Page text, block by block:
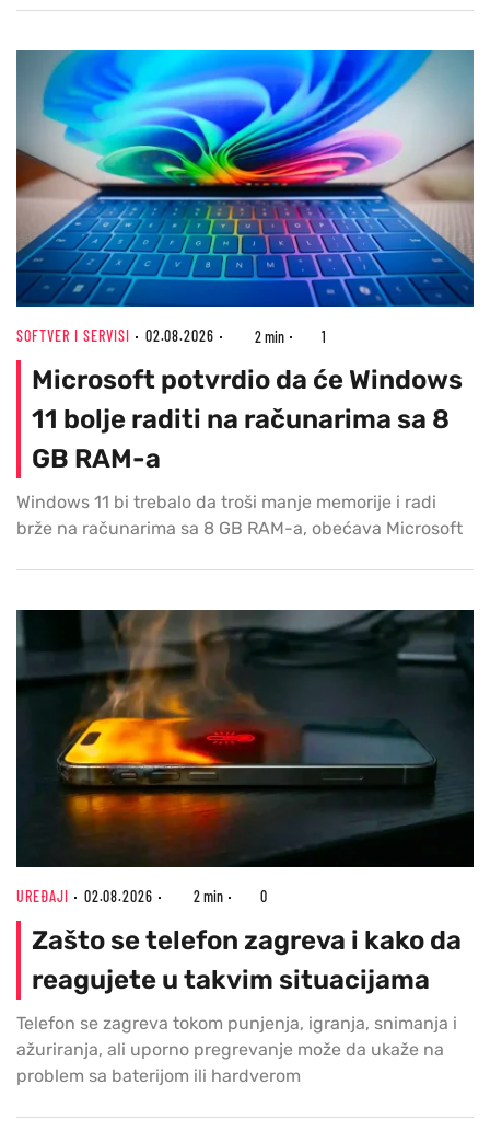
SOFTVER I SERVISI 02.08.2026 2 min 1
Microsoft potvrdio da će Windows
11 bolje raditi na računarima sa 8
GB RAM-a
Windows 11 bi trebalo da troši manje memorije i radi
brže na računarima sa 8 GB RAM-a, obećava Microsoft
UREĐAJI 02.08.2026 2 min 0
Zašto se telefon zagreva i kako da
reagujete u takvim situacijama
Telefon se zagreva tokom punjenja, igranja, snimanja i
ažuriranja, ali uporno pregrevanje može da ukaže na
problem sa baterijom ili hardverom